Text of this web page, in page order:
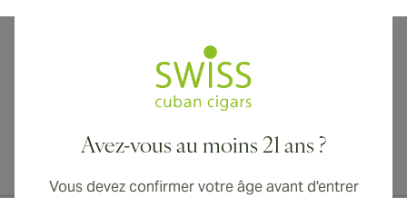
Avez-vous au moins 21 ans ?
Vous devez confirmer votre âge avant d'entrer
Livraison internationale disponible vers le Canada, le Royaume-Uni